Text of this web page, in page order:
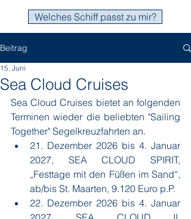
Welches Schiff passt zu mir?
Beitrag
Sea Cloud Cruises
15. Juni
Sea Cloud Cruises bietet an folgenden
Terminen wieder die beliebten "Sailing
Together" Segelkreuzfahrten an.
21. Dezember 2026 bis 4. Januar
2027, SEA CLOUD SPIRIT,
„Festtage mit den Füßen im Sand“,
ab/bis St. Maarten, 9.120 Euro p.P.
22. Dezember 2026 bis 4. Januar